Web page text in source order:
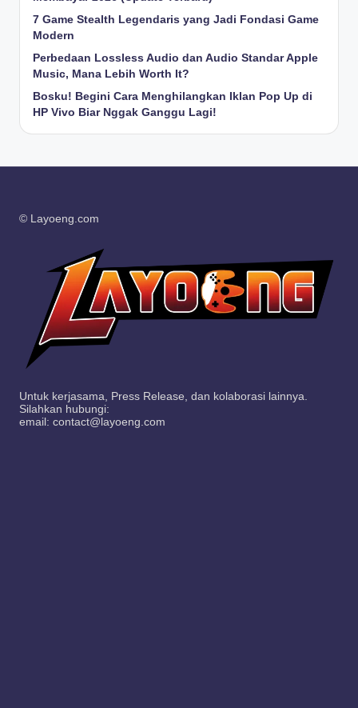
7 Game Stealth Legendaris yang Jadi Fondasi Game
Modern
Perbedaan Lossless Audio dan Audio Standar Apple
Music, Mana Lebih Worth It?
Bosku! Begini Cara Menghilangkan Iklan Pop Up di
HP Vivo Biar Nggak Ganggu Lagi!
© Layoeng.com
Untuk kerjasama, Press Release, dan kolaborasi lainnya.
Silahkan hubungi:
email: contact@layoeng.com